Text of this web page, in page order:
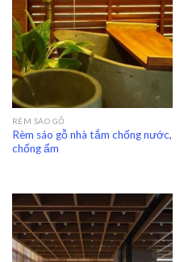
RÈM SÁO GỖ
Rèm sáo gỗ nhà tắm chống nước,
chống ẩm